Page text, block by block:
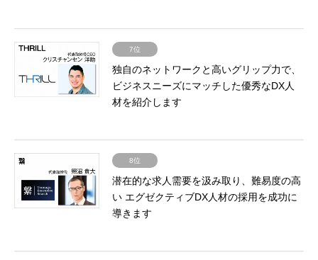
7位
独自のネットワークと高いグリップ力で、
ビジネスニーズにマッチした優秀なDX人
材を紹介します
8位
潜在的な求人需要を汲み取り、難易度の高
い エグゼクティブDX人材の採用を成功に
導きます